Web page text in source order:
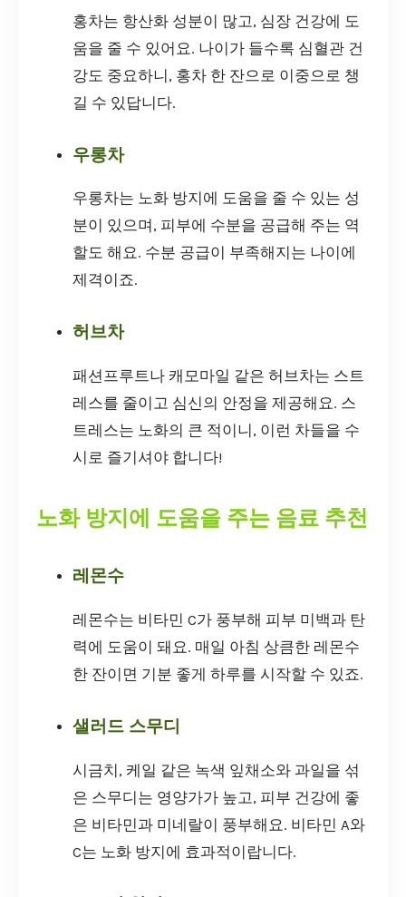
홍차는 항산화 성분이 많고, 심장 건강에 도
움을 줄 수 있어요. 나이가 들수록 심혈관 건
강도 중요하니, 홍차 한 잔으로 이중으로 챙
길 수 있답니다.
우롱차
우롱차는 노화 방지에 도움을 줄 수 있는 성
분이 있으며, 피부에 수분을 공급해 주는 역
할도 해요. 수분 공급이 부족해지는 나이에
제격이죠.
허브차
패션프루트나 캐모마일 같은 허브차는 스트
레스를 줄이고 심신의 안정을 제공해요. 스
트레스는 노화의 큰 적이니, 이런 차들을 수
시로 즐기셔야 합니다!
노화 방지에 도움을 주는 음료 추천
레몬수
레몬수는 비타민 C가 풍부해 피부 미백과 탄
력에 도움이 돼요. 매일 아침 상큼한 레몬수
한 잔이면 기분 좋게 하루를 시작할 수 있죠.
샐러드 스무디
시금치, 케일 같은 녹색 잎채소와 과일을 섞
은 스무디는 영양가가 높고, 피부 건강에 좋
은 비타민과 미네랄이 풍부해요. 비타민 A와
C는 노화 방지에 효과적이랍니다.